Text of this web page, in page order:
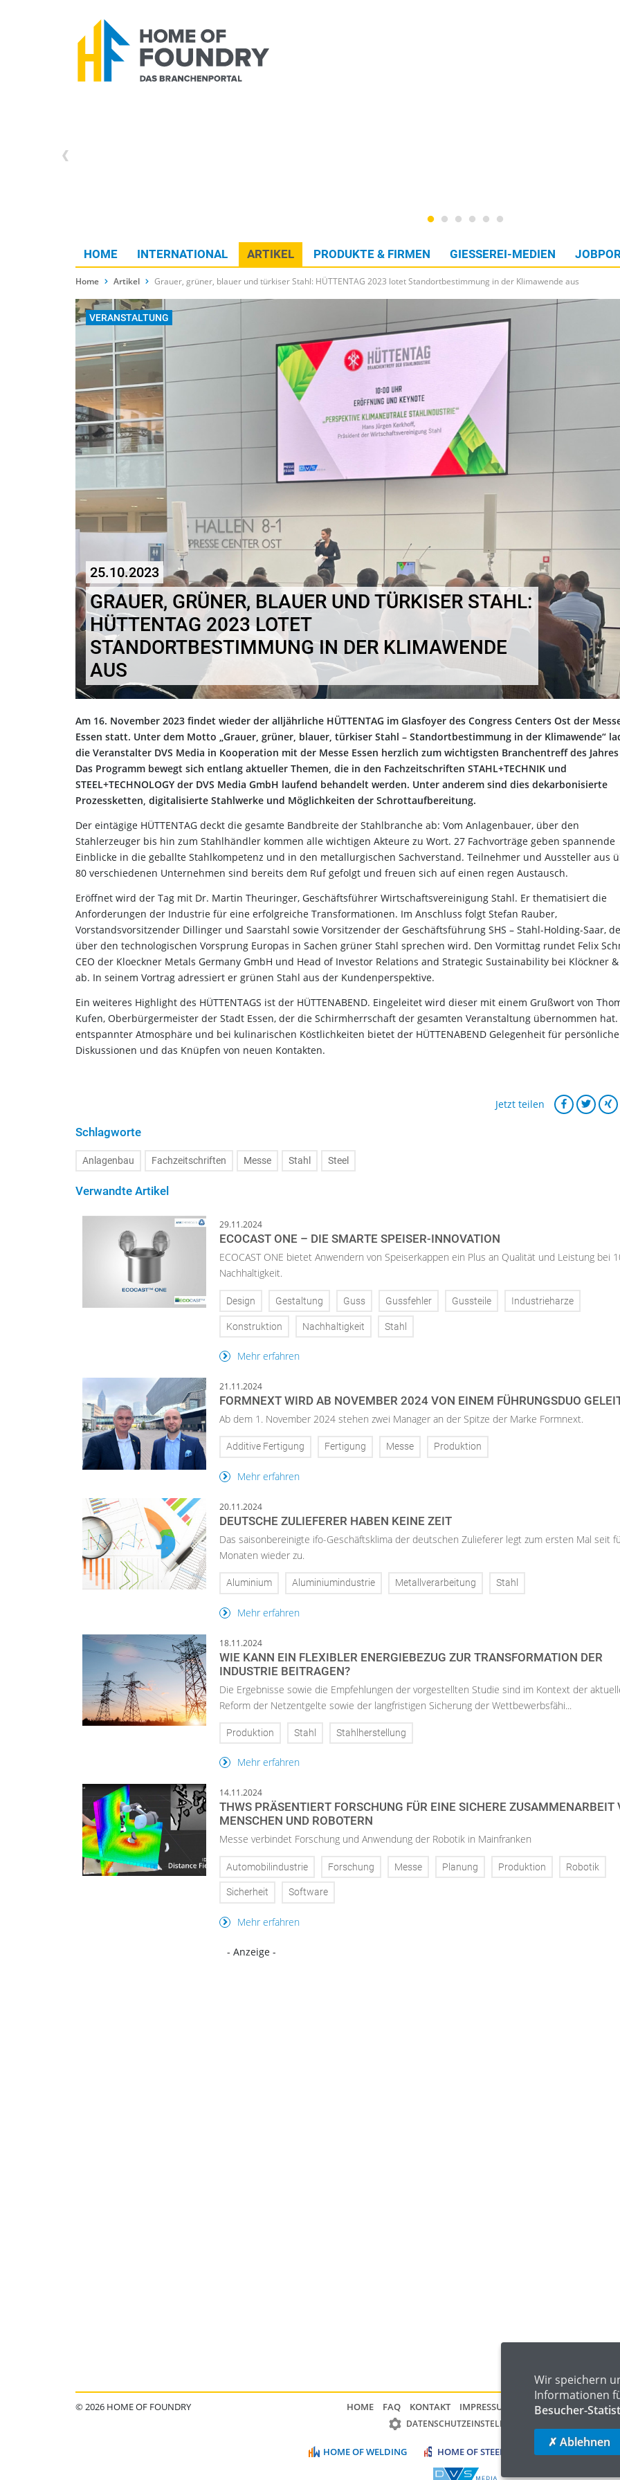
HOME INTERNATIONAL ARTIKEL PRODUKTE & FIRMEN GIESSEREI-MEDIEN
Home Artikel Grauer, grüner, blauer und türkiser Stahl: HÜTTENTAG 2023 lotet Standortbestimmung in der Klimawende aus
VERANSTALTUNG
25.10.2023
GRAUER, GRÜNER, BLAUER UND TÜRKISER STAHL:
HÜTTENTAG 2023 LOTET
STANDORTBESTIMMUNG IN DER KLIMAWENDE
AUS
Am 16. November 2023 findet wieder der alljährliche HÜTTENTAG im Glasfoyer des Congress Centers Ost der
Essen statt. Unter dem Motto „Grauer, grüner, blauer, türkiser Stahl – Standortbestimmung in der Klimawende“
die Veranstalter DVS Media in Kooperation mit der Messe Essen herzlich zum wichtigsten Branchentreff des
Das Programm bewegt sich entlang aktueller Themen, die in den Fachzeitschriften STAHL+TECHNIK und
STEEL+TECHNOLOGY der DVS Media GmbH laufend behandelt werden. Unter anderem sind dies dekarbonisierte
Prozessketten, digitalisierte Stahlwerke und Möglichkeiten der Schrottaufbereitung.
Der eintägige HÜTTENTAG deckt die gesamte Bandbreite der Stahlbranche ab: Vom Anlagenbauer, über den
Stahlerzeuger bis hin zum Stahlhändler kommen alle wichtigen Akteure zu Wort. 27 Fachvorträge geben spannende
Einblicke in die geballte Stahlkompetenz und in den metallurgischen Sachverstand. Teilnehmer und Aussteller aus
80 verschiedenen Unternehmen sind bereits dem Ruf gefolgt und freuen sich auf einen regen Austausch.
Eröffnet wird der Tag mit Dr. Martin Theuringer, Geschäftsführer Wirtschaftsvereinigung Stahl. Er thematisiert die
Anforderungen der Industrie für eine erfolgreiche Transformationen. Im Anschluss folgt Stefan Rauber,
Vorstandsvorsitzender Dillinger und Saarstahl sowie Vorsitzender der Geschäftsführung SHS – Stahl-Holding-Saar,
über den technologischen Vorsprung Europas in Sachen grüner Stahl sprechen wird. Den Vormittag rundet Felix
CEO der Kloeckner Metals Germany GmbH und Head of Investor Relations and Strategic Sustainability bei Klöckner &
ab. In seinem Vortrag adressiert er grünen Stahl aus der Kundenperspektive.
Ein weiteres Highlight des HÜTTENTAGS ist der HÜTTENABEND. Eingeleitet wird dieser mit einem Grußwort von
Kufen, Oberbürgermeister der Stadt Essen, der die Schirmherrschaft der gesamten Veranstaltung übernommen hat.
entspannter Atmosphäre und bei kulinarischen Köstlichkeiten bietet der HÜTTENABEND Gelegenheit für persönliche
Diskussionen und das Knüpfen von neuen Kontakten.
Jetzt teilen
Schlagworte
Anlagenbau Fachzeitschriften Messe Stahl Steel
Verwandte Artikel
29.11.2024
ECOCAST ONE – DIE SMARTE SPEISER-INNOVATION
ECOCAST ONE bietet Anwendern von Speiserkappen ein Plus an Qualität und Leistung bei
Nachhaltigkeit.
Design Gestaltung Guss Gussfehler Gussteile Industrieharze
Konstruktion Nachhaltigkeit Stahl
Mehr erfahren
21.11.2024
FORMNEXT WIRD AB NOVEMBER 2024 VON EINEM FÜHRUNGSDUO
Ab dem 1. November 2024 stehen zwei Manager an der Spitze der Marke Formnext.
Additive Fertigung Fertigung Messe Produktion
Mehr erfahren
20.11.2024
DEUTSCHE ZULIEFERER HABEN KEINE ZEIT
Das saisonbereinigte ifo-Geschäftsklima der deutschen Zulieferer legt zum ersten Mal seit
Monaten wieder zu.
Aluminium Aluminiumindustrie Metallverarbeitung Stahl
Mehr erfahren
18.11.2024
WIE KANN EIN FLEXIBLER ENERGIEBEZUG ZUR TRANSFORMATION DER
INDUSTRIE BEITRAGEN?
Die Ergebnisse sowie die Empfehlungen der vorgestellten Studie sind im Kontext der
Reform der Netzentgelte sowie der langfristigen Sicherung der Wettbewerbsfähi...
Produktion Stahl Stahlherstellung
Mehr erfahren
14.11.2024
THWS PRÄSENTIERT FORSCHUNG FÜR EINE SICHERE ZUSAMMENARBEIT
MENSCHEN UND ROBOTERN
Messe verbindet Forschung und Anwendung der Robotik in Mainfranken
Automobilindustrie Forschung Messe Planung Produktion Robotik
Sicherheit Software
Mehr erfahren
- Anzeige -
© 2026 HOME OF FOUNDRY HOME FAQ KONTAKT IMPRESSUM DATENSCHUTZ
DATENSCHUTZEINSTELLUNGEN
HOME OF WELDING HOME OF STEEL HOME OF LOGISTICS
Wir speichern
Informationen
Besucher-
✗ Ablehnen